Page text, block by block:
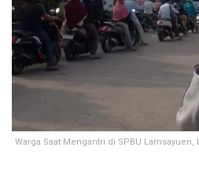
Warga Saat Mengantri di SPBU